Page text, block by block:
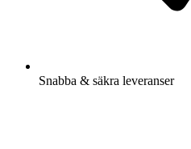
Snabba & säkra leveranser